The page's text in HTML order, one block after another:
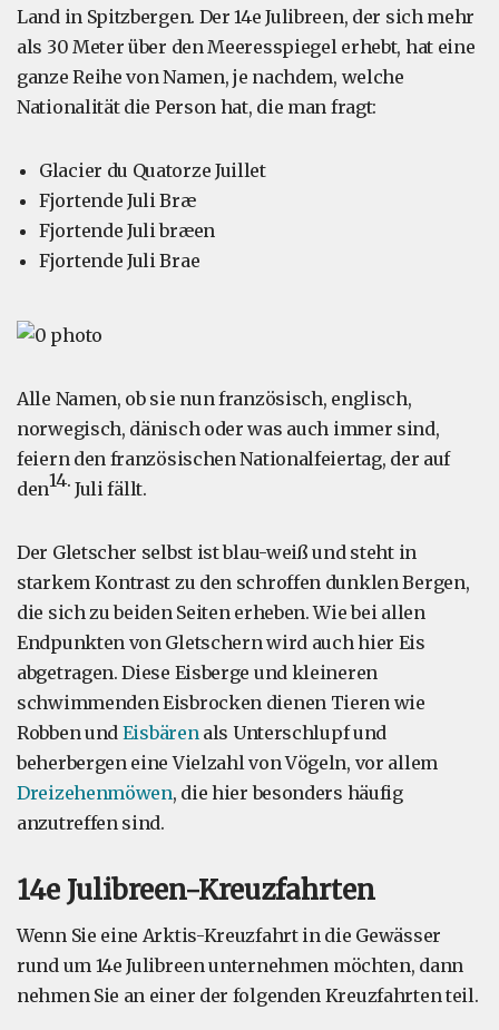
Land in Spitzbergen. Der 14e Julibreen, der sich mehr
als 30 Meter über den Meeresspiegel erhebt, hat eine
ganze Reihe von Namen, je nachdem, welche
Nationalität die Person hat, die man fragt:
Glacier du Quatorze Juillet
Fjortende Juli Bræ
Fjortende Juli bræen
Fjortende Juli Brae
Alle Namen, ob sie nun französisch, englisch,
norwegisch, dänisch oder was auch immer sind,
feiern den französischen Nationalfeiertag, der auf
den14. Juli fällt.
Der Gletscher selbst ist blau-weiß und steht in
starkem Kontrast zu den schroffen dunklen Bergen,
die sich zu beiden Seiten erheben. Wie bei allen
Endpunkten von Gletschern wird auch hier Eis
abgetragen. Diese Eisberge und kleineren
schwimmenden Eisbrocken dienen Tieren wie
Robben und Eisbärenals Unterschlupf und
beherbergen eine Vielzahl von Vögeln, vor allem
Dreizehenmöwen, die hier besonders häufig
anzutreffen sind.
14e Julibreen-Kreuzfahrten
Wenn Sie eine Arktis-Kreuzfahrt in die Gewässer
rund um 14e Julibreen unternehmen möchten, dann
nehmen Sie an einer der folgenden Kreuzfahrten teil.